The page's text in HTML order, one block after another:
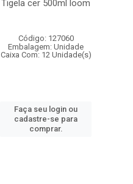
Tigela cer 500ml loom
Código: 127060
Embalagem: Unidade
Caixa Com: 12 Unidade(s)
Faça seu login ou
cadastre-se para
comprar.